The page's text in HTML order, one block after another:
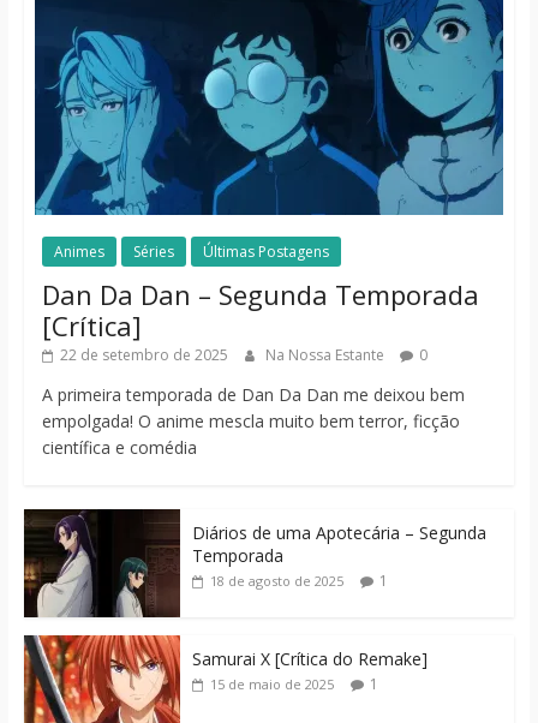
Animes Séries Últimas Postagens
Dan Da Dan – Segunda Temporada
[Crítica]
22 de setembro de 2025 Na Nossa Estante 0
A primeira temporada de Dan Da Dan me deixou bem
empolgada! O anime mescla muito bem terror, ficção
científica e comédia
Diários de uma Apotecária – Segunda
Temporada
18 de agosto de 2025 1
Samurai X [Crítica do Remake]
15 de maio de 2025 1